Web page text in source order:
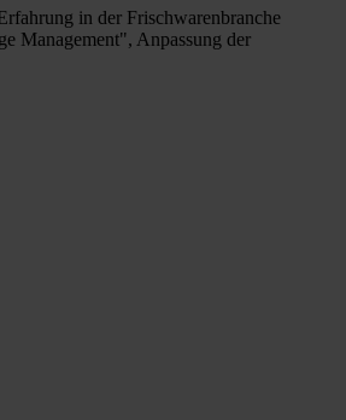
in der Frischwarenbranche
Management", Anpassung der